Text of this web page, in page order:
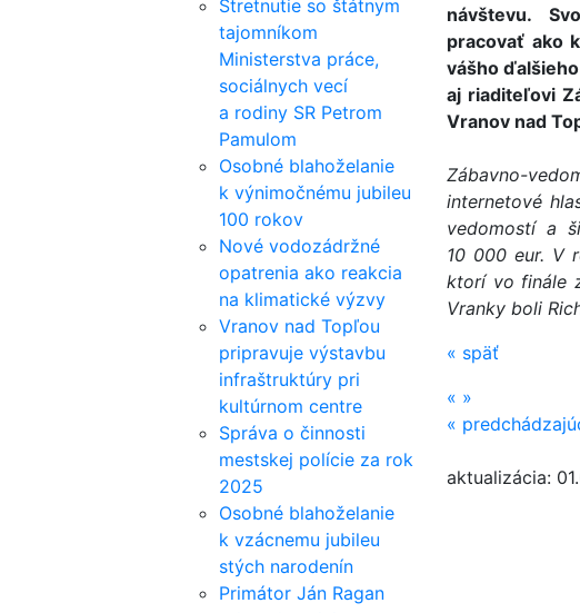
Stretnutie so štátnym
tajomníkom
Ministerstva práce,
sociálnych vecí
a rodiny SR Petrom
Pamulom
Osobné blahoželanie
k výnimočnému jubileu
100 rokov
Nové vodozádržné
opatrenia ako reakcia
na klimatické výzvy
Vranov nad Topľou
pripravuje výstavbu
infraštruktúry pri
kultúrnom centre
Správa o činnosti
mestskej polície za rok
2025
Osobné blahoželanie
k vzácnemu jubileu
stých narodenín
Primátor Ján Ragan
návštevu.
pracovať ako
vášho
aj riaditeľovi
Vranov nad
Zábavno-
internetové
vedomostí a
10 000 eur. V
ktorí vo finále
Vranky boli
« späť
« »
«
aktualizácia: